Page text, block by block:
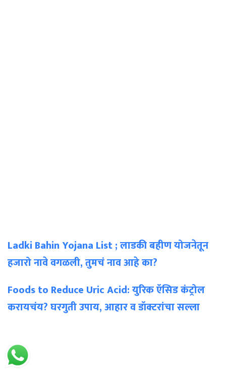
Ladki Bahin Yojana List ; लाडकी बहीण योजनेतून
हजारो नावे वगळली, तुमचं नाव आहे का?
Foods to Reduce Uric Acid: युरिक ऍसिड कंट्रोल
करायचंय? घरगुती उपाय, आहार व डॉक्टरांचा सल्ला